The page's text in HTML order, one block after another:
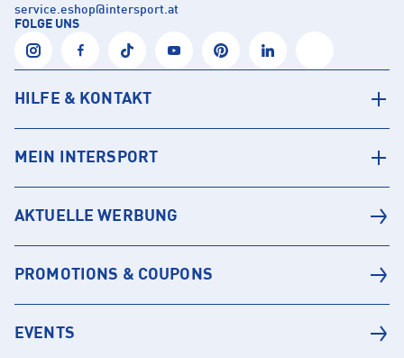
service.eshop@intersport.at
FOLGE UNS
HILFE & KONTAKT
MEIN INTERSPORT
AKTUELLE WERBUNG
PROMOTIONS & COUPONS
EVENTS